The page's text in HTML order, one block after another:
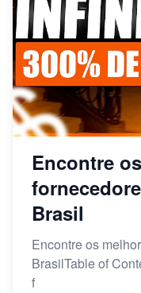
Encontre
Brasil
Encontre os
BrasilTable of
f